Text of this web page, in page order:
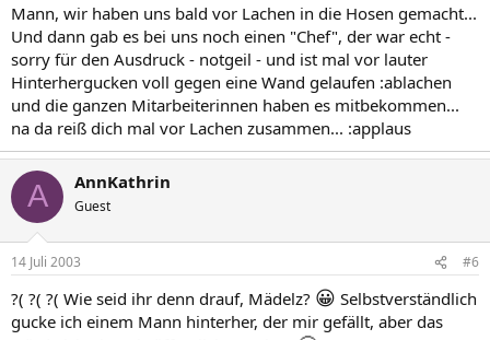
Mann, wir haben uns bald vor Lachen in die Hosen gemacht...
Und dann gab es bei uns noch einen "Chef", der war echt -
sorry für den Ausdruck - notgeil - und ist mal vor lauter
Hinterhergucken voll gegen eine Wand gelaufen :ablachen
und die ganzen Mitarbeiterinnen haben es mitbekommen...
na da reiß dich mal vor Lachen zusammen... :applaus
A AnnKathrin
Guest
14 Juli 2003 #6
?( ?( ?( Wie seid ihr denn drauf, Mädelz? 😀 Selbstverständlich
gucke ich einem Mann hinterher, der mir gefällt, aber das